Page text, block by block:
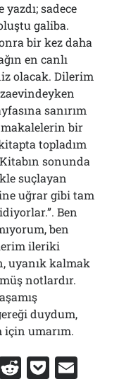
sadece
galiba.
bir kez daha
en canlı
olacak. Dilerim
sanırım
makalelerin bir
topladım
sonunda
suçlayan
uğrar gibi tam
Ben
ben
ileriki
uyanık kalmak
notlardır.
duydum,
için umarım.
R P